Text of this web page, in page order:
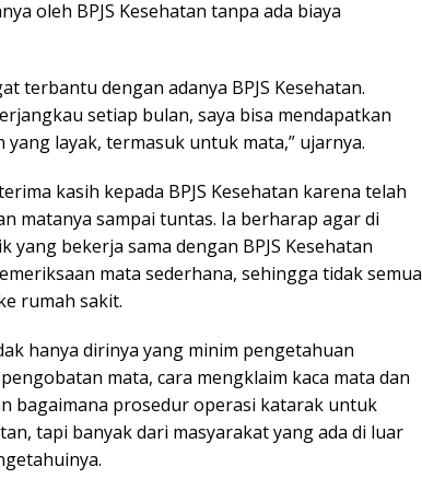
oleh BPJS Kesehatan tanpa ada biaya
terbantu dengan adanya BPJS Kesehatan.
setiap bulan, saya bisa mendapatkan
yang layak, termasuk untuk mata,” ujarnya.
kasih kepada BPJS Kesehatan karena telah
matanya sampai tuntas. Ia berharap agar di
yang bekerja sama dengan BPJS Kesehatan
mata sederhana, sehingga tidak semua
rumah sakit.
hanya dirinya yang minim pengetahuan
mata, cara mengklaim kaca mata dan
bagaimana prosedur operasi katarak untuk
tapi banyak dari masyarakat yang ada di luar